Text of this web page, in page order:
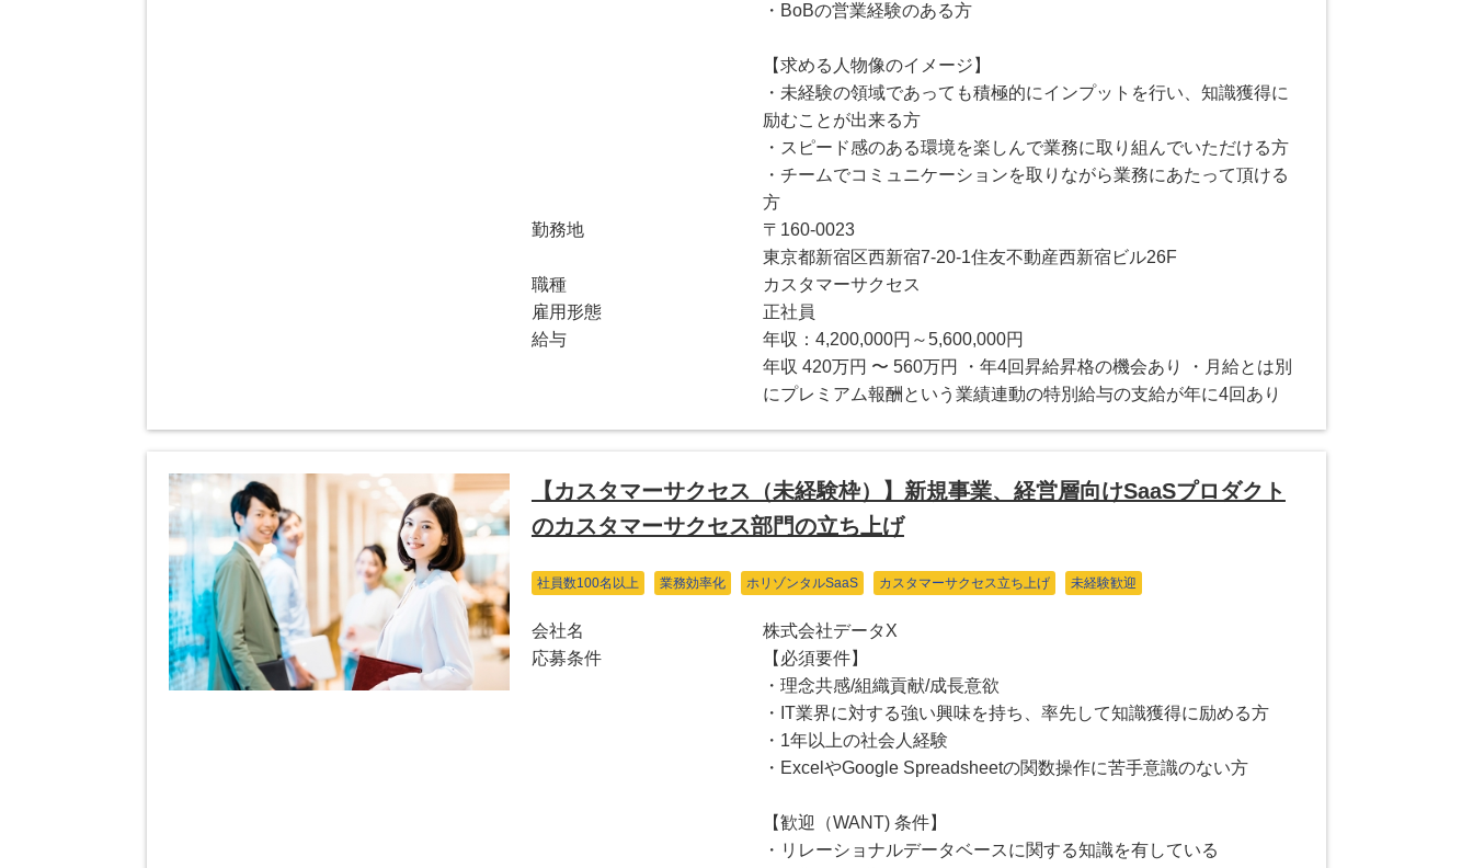
・BoBの営業経験のある方
【求める人物像のイメージ】
・未経験の領域であっても積極的にインプットを行い、知識獲得に
励むことが出来る方
・スピード感のある環境を楽しんで業務に取り組んでいただける方
・チームでコミュニケーションを取りながら業務にあたって頂ける
方
勤務地
〒160-0023
東京都新宿区西新宿7-20-1住友不動産西新宿ビル26F
職種
カスタマーサクセス
雇用形態
正社員
給与
年収：4,200,000円～5,600,000円
年収 420万円 〜 560万円 ・年4回昇給昇格の機会あり ・月給とは別
にプレミアム報酬という業績連動の特別給与の支給が年に4回あり
【カスタマーサクセス（未経験枠）】新規事業、経営層向けSaaSプロダクト
のカスタマーサクセス部門の立ち上げ
社員数100名以上 業務効率化 ホリゾンタルSaaS カスタマーサクセス立ち上げ 未経験歓迎
会社名
株式会社データX
応募条件
【必須要件】
・理念共感/組織貢献/成長意欲
・IT業界に対する強い興味を持ち、率先して知識獲得に励める方
・1年以上の社会人経験
・ExcelやGoogle Spreadsheetの関数操作に苦手意識のない方
【歓迎（WANT) 条件】
・リレーショナルデータベースに関する知識を有している